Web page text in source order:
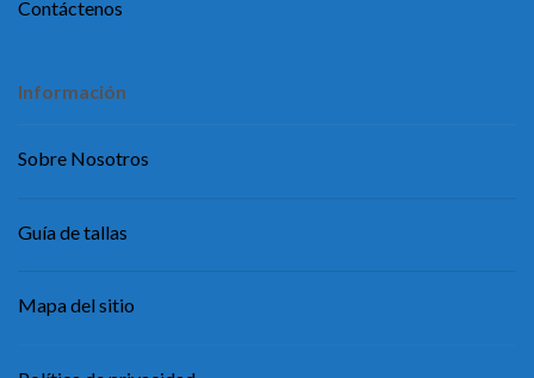
Contáctenos
Información
Sobre Nosotros
Guía de tallas
Mapa del sitio